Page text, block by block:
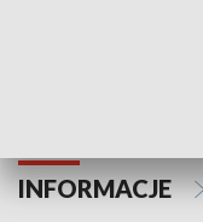
INFORMACJE